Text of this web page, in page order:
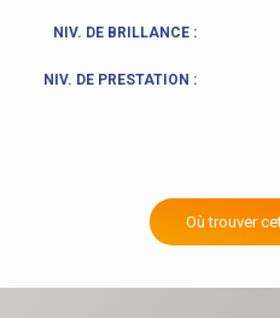
NIV. DE BRILLANCE :
NIV. DE PRESTATION :
Où trouver